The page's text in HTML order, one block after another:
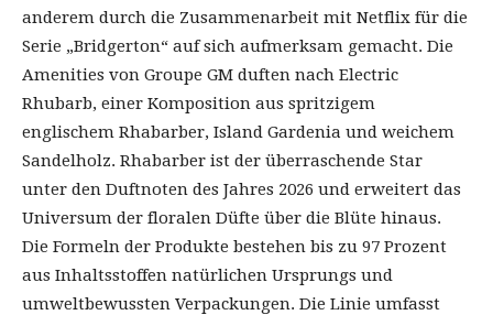
anderem durch die Zusammenarbeit mit Netflix für die
Serie „Bridgerton“ auf sich aufmerksam gemacht. Die
Amenities von Groupe GM duften nach Electric
Rhubarb, einer Komposition aus spritzigem
englischem Rhabarber, Island Gardenia und weichem
Sandelholz. Rhabarber ist der überraschende Star
unter den Duftnoten des Jahres 2026 und erweitert das
Universum der floralen Düfte über die Blüte hinaus.
Die Formeln der Produkte bestehen bis zu 97 Prozent
aus Inhaltsstoffen natürlichen Ursprungs und
umweltbewussten Verpackungen. Die Linie umfasst